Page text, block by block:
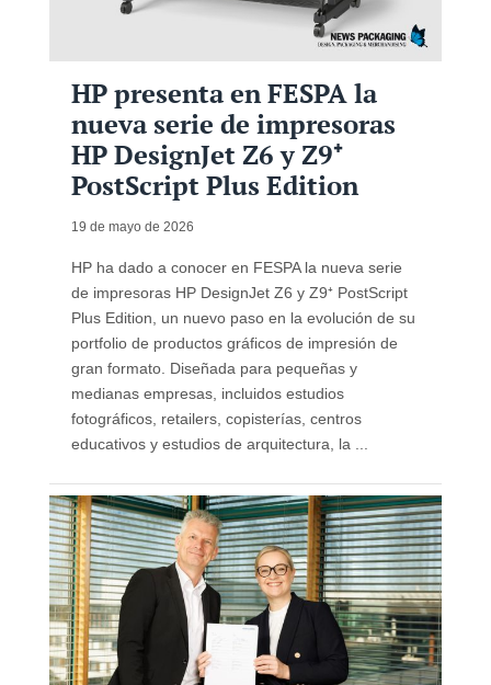
HP presenta en FESPA la
nueva serie de impresoras
HP DesignJet Z6 y Z9⁺
PostScript Plus Edition
19 de mayo de 2026
HP ha dado a conocer en FESPA la nueva serie
de impresoras HP DesignJet Z6 y Z9⁺ PostScript
Plus Edition, un nuevo paso en la evolución de su
portfolio de productos gráficos de impresión de
gran formato. Diseñada para pequeñas y
medianas empresas, incluidos estudios
fotográficos, retailers, copisterías, centros
educativos y estudios de arquitectura, la ...